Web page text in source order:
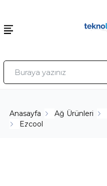
Anasayfa Ağ Ürünleri
Ezcool